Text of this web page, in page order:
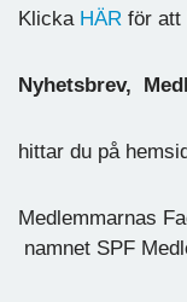
Klicka HÄR för att
Nyhetsbrev,
hittar du på
Medlemmarnas
namnet SPF